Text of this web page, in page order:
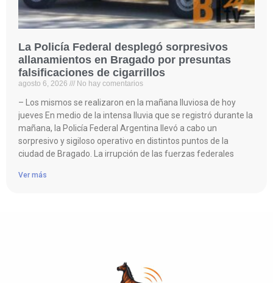
La Policía Federal desplegó sorpresivos
allanamientos en Bragado por presuntas
falsificaciones de cigarrillos
agosto 6, 2026 No hay comentarios
– Los mismos se realizaron en la mañana lluviosa de hoy
jueves En medio de la intensa lluvia que se registró durante la
mañana, la Policía Federal Argentina llevó a cabo un
sorpresivo y sigiloso operativo en distintos puntos de la
ciudad de Bragado. La irrupción de las fuerzas federales
Ver más